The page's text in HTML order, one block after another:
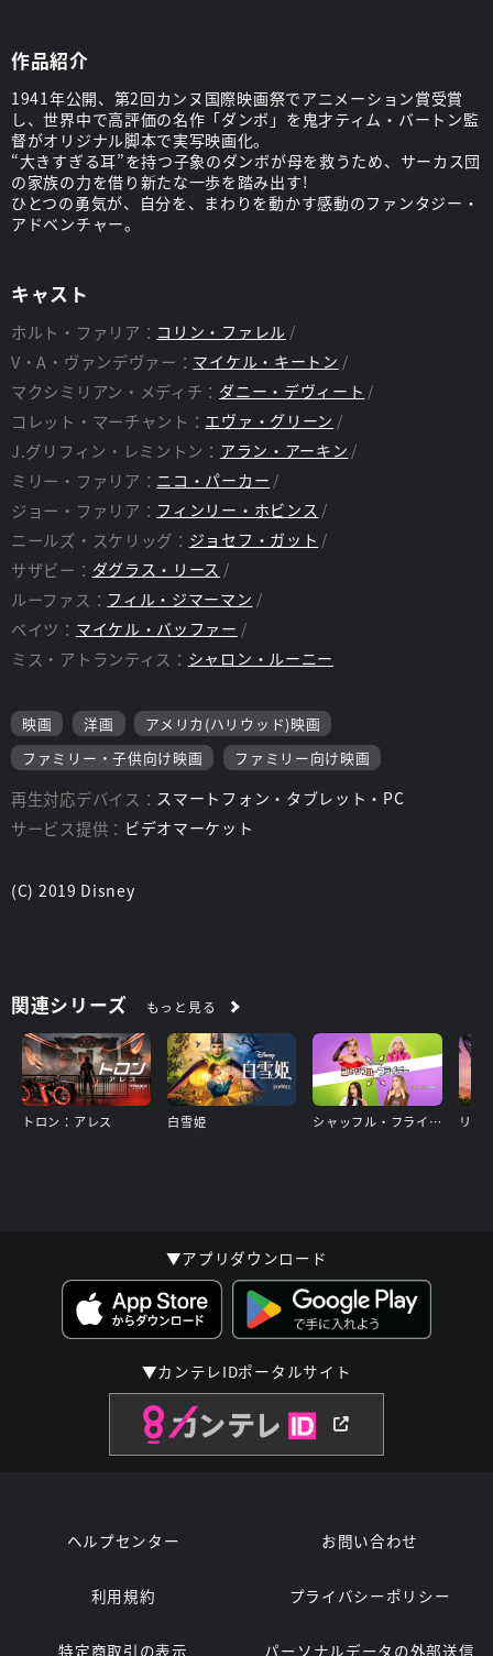
作品紹介
1941年公開、第2回カンヌ国際映画祭でアニメーション賞受賞
し、世界中で高評価の名作「ダンボ」を鬼才ティム・バートン監
督がオリジナル脚本で実写映画化。
“大きすぎる耳”を持つ子象のダンボが母を救うため、サーカス団
の家族の力を借り新たな一歩を踏み出す!
ひとつの勇気が、自分を、まわりを動かす感動のファンタジー・
アドベンチャー。
キャスト
ホルト・ファリア： コリン・ファレル
V・A・ヴァンデヴァー： マイケル・キートン
マクシミリアン・メディチ： ダニー・デヴィート
コレット・マーチャント： エヴァ・グリーン
J.グリフィン・レミントン： アラン・アーキン
ミリー・ファリア： ニコ・パーカー
ジョー・ファリア： フィンリー・ホビンス
ニールズ・スケリッグ： ジョセフ・ガット
サザビー： ダグラス・リース
ルーファス： フィル・ジマーマン
ベイツ： マイケル・バッファー
ミス・アトランティス： シャロン・ルーニー
映画 洋画
アメリカ(ハリウッド)映画
ファミリー・子供向け映画
ファミリー向け映画
再生対応デバイス： スマートフォン・タブレット・PC
サービス提供： ビデオマーケット
(C) 2019 Disney
関連シリーズ もっと見る
トロン：アレス 白雪姫 シャッフル・フライデー リロ
▼アプリダウンロード
▼カンテレIDポータルサイト
ヘルプセンター お問い合わせ
利用規約 プライバシーポリシー
特定商取引の表示 パーソナルデータの外部送信